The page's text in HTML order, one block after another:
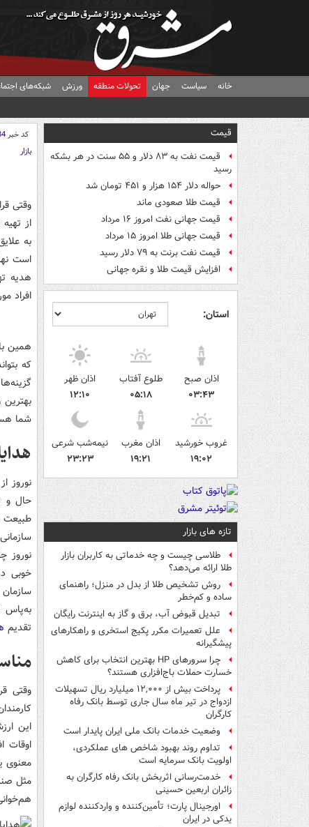
خانه سیاست جهان تحولات منطقه ورزش شبکه‌های
قیمت
قیمت نفت به ۸۳ دلار و ۵۵ سنت در هر بشکه
رسید
حواله دلار ۱۵۴ هزار و ۴۵۱ تومان شد
قیمت طلا صعودی ماند
قیمت جهانی نفت امروز ۱۶ مرداد
قیمت جهانی طلا امروز ۱۵ مرداد
قیمت نفت برنت به ۷۹ دلار رسید
افزایش قیمت طلا و نقره جهانی
استان:
اذان صبح
۰۳:۴۳
طلوع آفتاب
۰۵:۱۸
اذان ظهر
۱۲:۱۰
غروب خورشید
۱۹:۰۲
اذان مغرب
۱۹:۲۱
نیمه‌شب شرعی
۲۳:۲۳
تازه های بازار
طلاسی چیست و چه خدماتی به کاربران بازار
طلا ارائه می‌دهد؟
روش تشخیص طلا از بدل در منزل؛ راهنمای
ساده و کم‌خطر
تبدیل قبوض آب، برق و گاز به اینترنت رایگان
علل تعمیرات مکرر پکیج استخری و راهکارهای
پیشگیرانه
چرا سرورهای HP بهترین انتخاب برای کاهش
خسارت حملات باج‌افزاری هستند؟
پرداخت بیش از ۱۲,۰۰۰ میلیارد ریال تسهیلات
ازدواج در تیر ماه سال جاری توسط بانک رفاه
کارگران
وضعیت خدمات بانک ملی ایران پایدار است
تداوم روند بهبود شاخص های عملکردی،
اولویت بانک سرمایه است
خدمت‌رسانی اثربخش بانک رفاه کارگران به
زائران اربعین حسینی
اورجینال پارت؛ تأمین‌کننده و واردکننده لوازم
یدکی در ایران
کد خبر
بازار
وقتی
از
به
است
هدیه
افراد
همین
که
بهترین
شما
نوروز
حال و
طبیعت
نوروز
خوبی
به‌پاس
تقدیم
وقتی
این
اوقات
معنوی
مثل